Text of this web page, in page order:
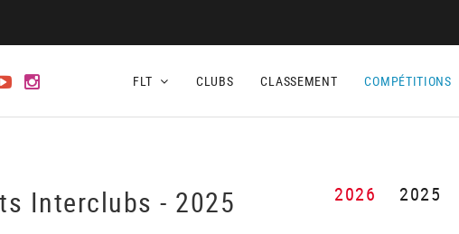
FLT CLUBS CLASSEMENT COMPÉTITIONS
Interclubs - 2025 2026 2025